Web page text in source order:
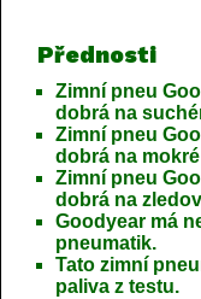
Přednosti
Zimní pneu
dobrá na
Zimní pneu
dobrá na
Zimní pneu
dobrá na
Goodyear má
pneumatik.
Tato zimní
paliva z testu.